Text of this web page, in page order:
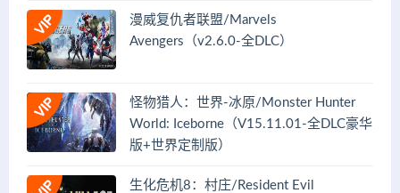
漫威复仇者联盟/Marvels
Avengers（v2.6.0-全DLC）
怪物猎人：世界-冰原/Monster Hunter
World: Iceborne（V15.11.01-全DLC豪华
版+世界定制版）
生化危机8：村庄/Resident Evil